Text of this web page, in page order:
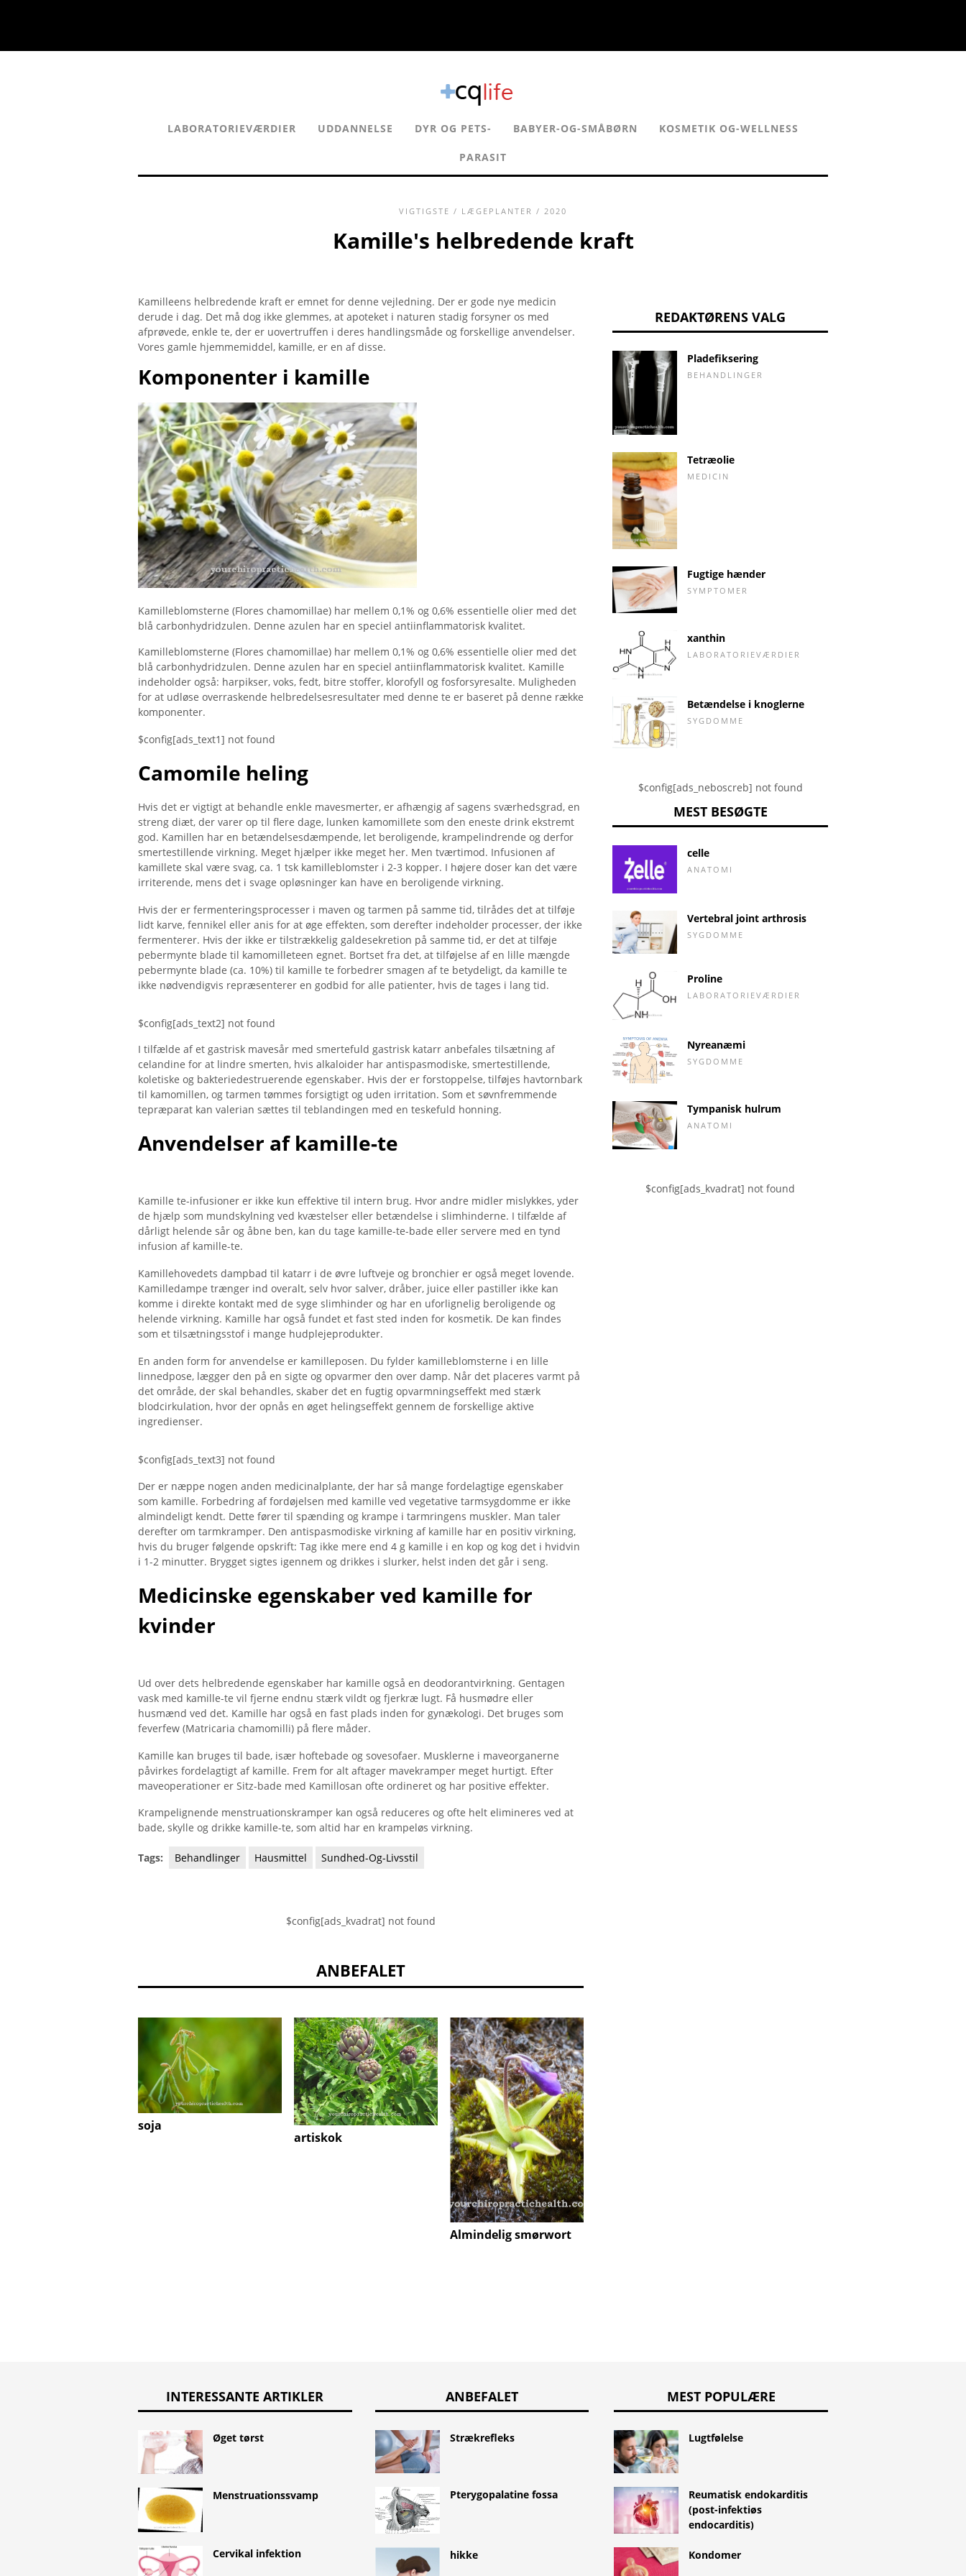
LABORATORIEVÆRDIER UDDANNELSE DYR OG PETS- BABYER-OG-SMÅBØRN KOSMETIK OG-WELLNESS
PARASIT
VIGTIGSTE / LÆGEPLANTER / 2020
Kamille's helbredende kraft
Kamilleens helbredende kraft er emnet for denne vejledning. Der er gode nye medicin
derude i dag. Det må dog ikke glemmes, at apoteket i naturen stadig forsyner os med
afprøvede, enkle te, der er uovertruffen i deres handlingsmåde og forskellige anvendelser.
Vores gamle hjemmemiddel, kamille, er en af ​​disse.
Komponenter i kamille
Kamilleblomsterne (Flores chamomillae) har mellem 0,1% og 0,6% essentielle olier med det
blå carbonhydridzulen. Denne azulen har en speciel antiinflammatorisk kvalitet.
Kamilleblomsterne (Flores chamomillae) har mellem 0,1% og 0,6% essentielle olier med det
blå carbonhydridzulen. Denne azulen har en speciel antiinflammatorisk kvalitet. Kamille
indeholder også: harpikser, voks, fedt, bitre stoffer, klorofyll og fosforsyresalte. Muligheden
for at udløse overraskende helbredelsesresultater med denne te er baseret på denne række
komponenter.
$config[ads_text1] not found
Camomile heling
Hvis det er vigtigt at behandle enkle mavesmerter, er afhængig af sagens sværhedsgrad, en
streng diæt, der varer op til flere dage, lunken kamomillete som den eneste drink ekstremt
god. Kamillen har en betændelsesdæmpende, let beroligende, krampelindrende og derfor
smertestillende virkning. Meget hjælper ikke meget her. Men tværtimod. Infusionen af ​​
kamillete skal være svag, ca. 1 tsk kamilleblomster i 2-3 kopper. I højere doser kan det være
irriterende, mens det i svage opløsninger kan have en beroligende virkning.
Hvis der er fermenteringsprocesser i maven og tarmen på samme tid, tilrådes det at tilføje
lidt karve, fennikel eller anis for at øge effekten, som derefter indeholder processer, der ikke
fermenterer. Hvis der ikke er tilstrækkelig galdesekretion på samme tid, er det at tilføje
pebermynte blade til kamomilleteen egnet. Bortset fra det, at tilføjelse af en lille mængde
pebermynte blade (ca. 10%) til kamille te forbedrer smagen af ​​te betydeligt, da kamille te
ikke nødvendigvis repræsenterer en godbid for alle patienter, hvis de tages i lang tid.
$config[ads_text2] not found
I tilfælde af et gastrisk mavesår med smertefuld gastrisk katarr anbefales tilsætning af
celandine for at lindre smerten, hvis alkaloider har antispasmodiske, smertestillende,
koletiske og bakteriedestruerende egenskaber. Hvis der er forstoppelse, tilføjes havtornbark
til kamomillen, og tarmen tømmes forsigtigt og uden irritation. Som et søvnfremmende
tepræparat kan valerian sættes til teblandingen med en teskefuld honning.
Anvendelser af kamille-te
Kamille te-infusioner er ikke kun effektive til intern brug. Hvor andre midler mislykkes, yder
de hjælp som mundskylning ved kvæstelser eller betændelse i slimhinderne. I tilfælde af
dårligt helende sår og åbne ben, kan du tage kamille-te-bade eller servere med en tynd
infusion af kamille-te.
Kamillehovedets dampbad til katarr i de øvre luftveje og bronchier er også meget lovende.
Kamilledampe trænger ind overalt, selv hvor salver, dråber, juice eller pastiller ikke kan
komme i direkte kontakt med de syge slimhinder og har en uforlignelig beroligende og
helende virkning. Kamille har også fundet et fast sted inden for kosmetik. De kan findes
som et tilsætningsstof i mange hudplejeprodukter.
En anden form for anvendelse er kamilleposen. Du fylder kamilleblomsterne i en lille
linnedpose, lægger den på en sigte og opvarmer den over damp. Når det placeres varmt på
det område, der skal behandles, skaber det en fugtig opvarmningseffekt med stærk
blodcirkulation, hvor der opnås en øget helingseffekt gennem de forskellige aktive
ingredienser.
$config[ads_text3] not found
Der er næppe nogen anden medicinalplante, der har så mange fordelagtige egenskaber
som kamille. Forbedring af fordøjelsen med kamille ved vegetative tarmsygdomme er ikke
almindeligt kendt. Dette fører til spænding og krampe i tarmringens muskler. Man taler
derefter om tarmkramper. Den antispasmodiske virkning af kamille har en positiv virkning,
hvis du bruger følgende opskrift: Tag ikke mere end 4 g kamille i en kop og kog det i hvidvin
i 1-2 minutter. Brygget sigtes igennem og drikkes i slurker, helst inden det går i seng.
Medicinske egenskaber ved kamille for
kvinder
Ud over dets helbredende egenskaber har kamille også en deodorantvirkning. Gentagen
vask med kamille-te vil fjerne endnu stærk vildt og fjerkræ lugt. Få husmødre eller
husmænd ved det. Kamille har også en fast plads inden for gynækologi. Det bruges som
feverfew (Matricaria chamomilli) på flere måder.
Kamille kan bruges til bade, især hoftebade og sovesofaer. Musklerne i maveorganerne
påvirkes fordelagtigt af kamille. Frem for alt aftager mavekramper meget hurtigt. Efter
maveoperationer er Sitz-bade med Kamillosan ofte ordineret og har positive effekter.
Krampelignende menstruationskramper kan også reduceres og ofte helt elimineres ved at
bade, skylle og drikke kamille-te, som altid har en krampeløs virkning.
Tags: Behandlinger Hausmittel Sundhed-Og-Livsstil
$config[ads_kvadrat] not found
ANBEFALET
soja
artiskok
Almindelig smørwort
REDAKTØRENS VALG
Pladefiksering
BEHANDLINGER
Tetræolie
MEDICIN
Fugtige hænder
SYMPTOMER
xanthin
LABORATORIEVÆRDIER
Betændelse i knoglerne
SYGDOMME
$config[ads_neboscreb] not found
MEST BESØGTE
celle
ANATOMI
Vertebral joint arthrosis
SYGDOMME
Proline
LABORATORIEVÆRDIER
Nyreanæmi
SYGDOMME
Tympanisk hulrum
ANATOMI
$config[ads_kvadrat] not found
INTERESSANTE ARTIKLER
Øget tørst
Menstruationssvamp
Cervikal infektion
ANBEFALET
Strækrefleks
Pterygopalatine fossa
hikke
MEST POPULÆRE
Lugtfølelse
Reumatisk endokarditis
(post-infektiøs
endocarditis)
Kondomer